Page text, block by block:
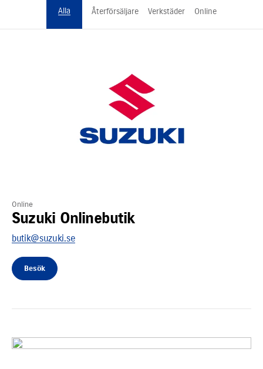
Alla Återförsäljare Verkstäder Online
Online
Suzuki Onlinebutik
butik@suzuki.se
Besök